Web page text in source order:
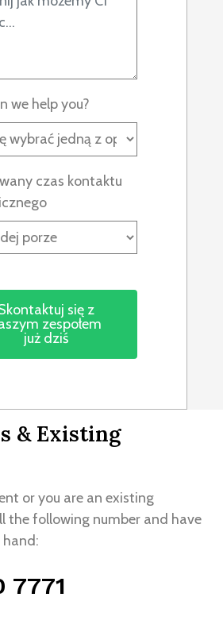
we help you?
czas kontaktu
& Existing
or you are an existing
the following number and have
7771